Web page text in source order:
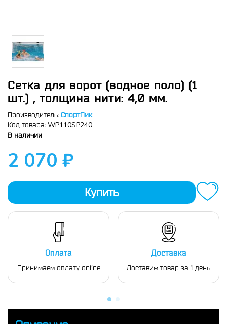
Сетка для ворот (водное поло) (1
шт.) , толщина нити: 4,0 мм.
Производитель: СпортПик
Код товара: WP110SP240
В наличии
2 070 ₽
Купить
Оплата
Принимаем оплату online
Доставка
Доставим товар за 1 день